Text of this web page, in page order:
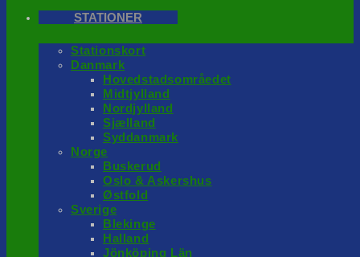
STATIONER
Stationskort
Danmark
Hovedstadsområedet
Midtjylland
Nordjylland
Sjælland
Syddanmark
Norge
Buskerud
Oslo & Askershus
Østfold
Sverige
Blekinge
Halland
Jönköping Län